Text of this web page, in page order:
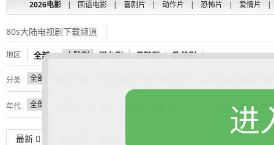
2026电影 | 国语电影 | 喜剧片 | 动作片 | 恐怖片 | 爱情片 |
80s大陆电视剧下载频道
地区 全部 大陆剧 港台剧 日韩剧 欧美剧
分类 全部
年代 全部 2019 2018
最新
进